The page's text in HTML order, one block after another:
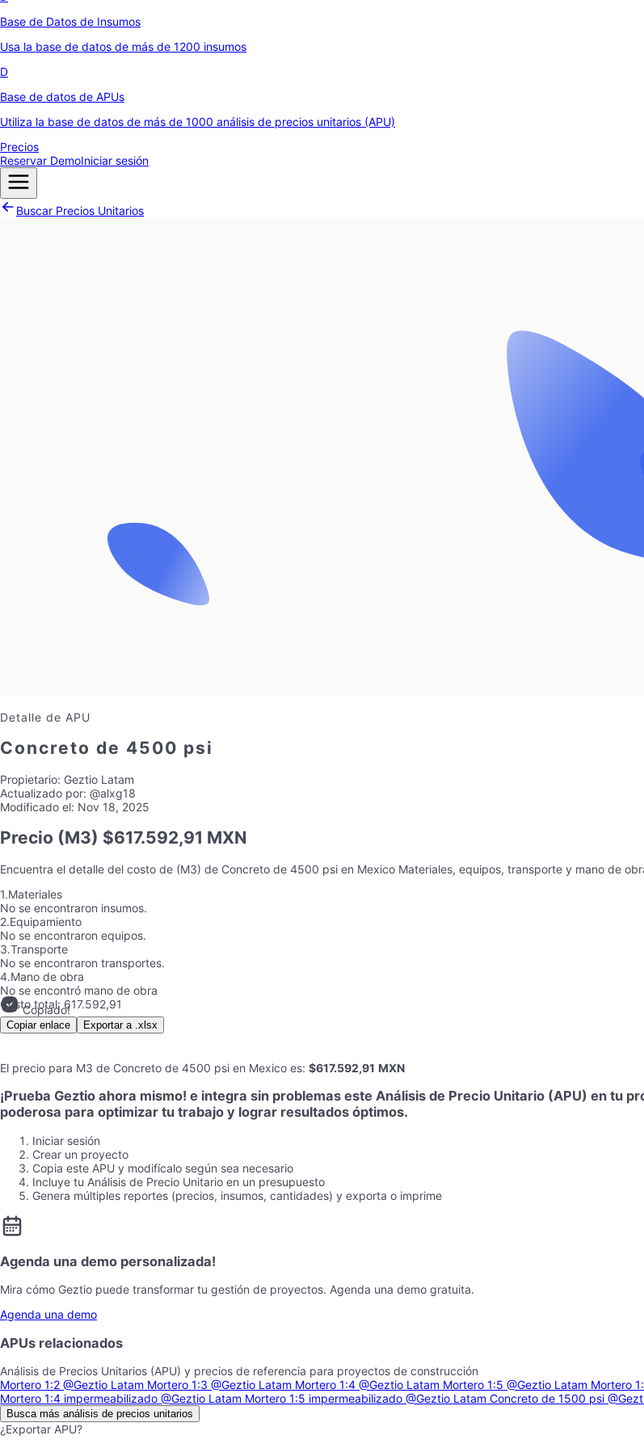
Base de Datos de Insumos
Usa la base de datos de más de 1200 insumos
D
Base de datos de APUs
Utiliza la base de datos de más de 1000 análisis de precios unitarios (APU)
Precios
Reservar DemoIniciar sesión
Buscar Precios Unitarios
Detalle de APU
Concreto de 4500 psi
Propietario: Geztio Latam
Actualizado por: @alxg18
Modificado el: Nov 18, 2025
Precio (M3) $617.592,91 MXN
Encuentra el detalle del costo de (M3) de Concreto de 4500 psi en Mexico Materiales, equipos, transporte y mano de
1.Materiales
No se encontraron insumos.
2.Equipamiento
No se encontraron equipos.
3.Transporte
No se encontraron transportes.
4.Mano de obra
No se encontró mano de obra
Costo total: 617.592,91
Copiado!
Copiar enlace Exportar a .xlsx
El precio para M3 de Concreto de 4500 psi en Mexico es: $617.592,91 MXN
¡Prueba Geztio ahora mismo! e integra sin problemas este Análisis de Precio Unitario (APU) en
poderosa para optimizar tu trabajo y lograr resultados óptimos.
Iniciar sesión
Crear un proyecto
Copia este APU y modifícalo según sea necesario
Incluye tu Análisis de Precio Unitario en un presupuesto
Genera múltiples reportes (precios, insumos, cantidades) y exporta o imprime
Agenda una demo personalizada!
Mira cómo Geztio puede transformar tu gestión de proyectos. Agenda una demo gratuita.
Agenda una demo
APUs relacionados
Análisis de Precios Unitarios (APU) y precios de referencia para proyectos de construcción
Mortero 1:2 @Geztio Latam Mortero 1:3 @Geztio Latam Mortero 1:4 @Geztio Latam Mortero 1:5 @Geztio Latam Mortero
Mortero 1:4 impermeabilizado @Geztio Latam Mortero 1:5 impermeabilizado @Geztio Latam Concreto de 1500 psi
Busca más análisis de precios unitarios
¿Exportar APU?